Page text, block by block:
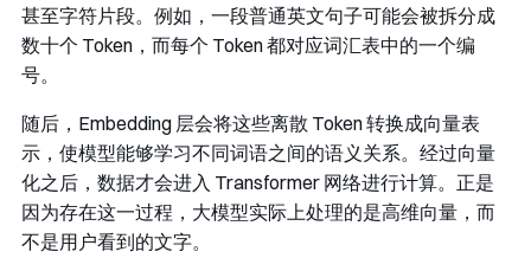
甚至字符片段。例如，一段普通英文句子可能会被拆分成
数十个 Token，而每个 Token 都对应词汇表中的一个编
号。
随后，Embedding 层会将这些离散 Token 转换成向量表
示，使模型能够学习不同词语之间的语义关系。经过向量
化之后，数据才会进入 Transformer 网络进行计算。正是
因为存在这一过程，大模型实际上处理的是高维向量，而
不是用户看到的文字。